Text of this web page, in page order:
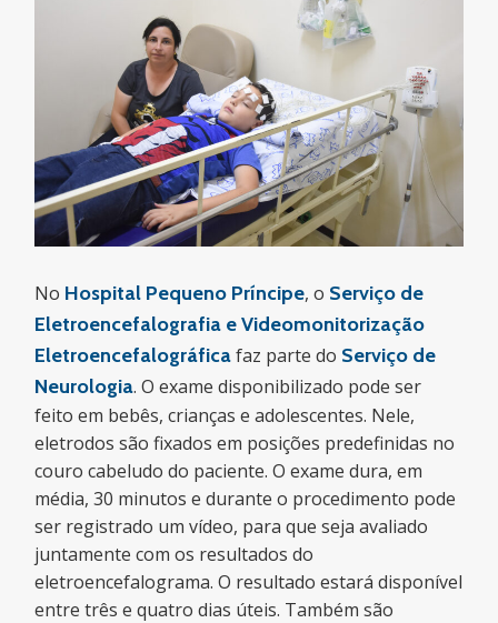
No Hospital Pequeno Príncipe, o Serviço de
Eletroencefalografia e Videomonitorização
Eletroencefalográficafaz parte do Serviço de
Neurologia. O exame disponibilizado pode ser
feito em bebês, crianças e adolescentes. Nele,
eletrodos são fixados em posições predefinidas no
couro cabeludo do paciente. O exame dura, em
média, 30 minutos e durante o procedimento pode
ser registrado um vídeo, para que seja avaliado
juntamente com os resultados do
eletroencefalograma. O resultado estará disponível
entre três e quatro dias úteis. Também são